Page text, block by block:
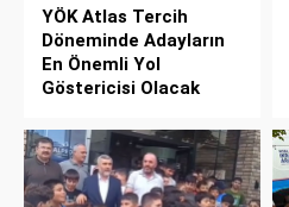
YÖK Atlas Tercih
Döneminde Adayların
En Önemli Yol
Göstericisi Olacak